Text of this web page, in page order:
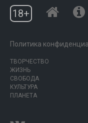
18+
Политика
ТВОРЧЕСТВО
ЖИЗНЬ
СВОБОДА
КУЛЬТУРА
ПЛАНЕТА